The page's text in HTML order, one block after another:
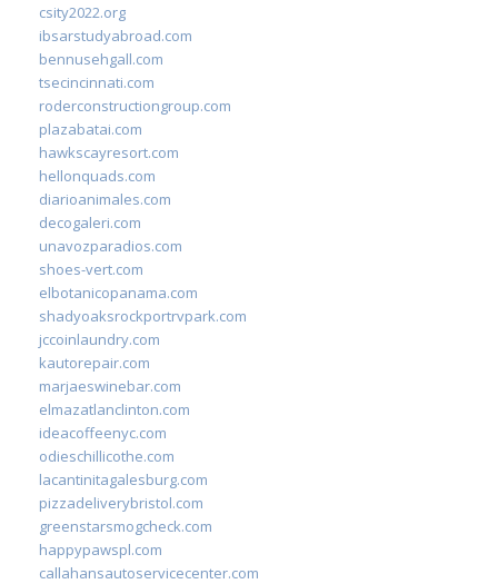
csity2022.org
ibsarstudyabroad.com
bennusehgall.com
tsecincinnati.com
roderconstructiongroup.com
plazabatai.com
hawkscayresort.com
hellonquads.com
diarioanimales.com
decogaleri.com
unavozparadios.com
shoes-vert.com
elbotanicopanama.com
shadyoaksrockportrvpark.com
jccoinlaundry.com
kautorepair.com
marjaeswinebar.com
elmazatlanclinton.com
ideacoffeenyc.com
odieschillicothe.com
lacantinitagalesburg.com
pizzadeliverybristol.com
greenstarsmogcheck.com
happypawspl.com
callahansautoservicecenter.com